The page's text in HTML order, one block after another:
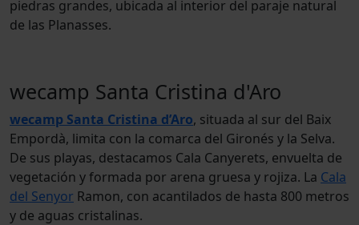
piedras grandes, ubicada al interior del paraje natural
de las Planasses.
wecamp Santa Cristina d'Aro
wecamp Santa Cristina d’Aro, situada al sur del Baix
Empordà, limita con la comarca del Gironés y la Selva.
De sus playas, destacamos Cala Canyerets, envuelta de
vegetación y formada por arena gruesa y rojiza. La Cala
del Senyor Ramon, con acantilados de hasta 800 metros
y de aguas cristalinas.